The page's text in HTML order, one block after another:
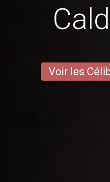
Voir les